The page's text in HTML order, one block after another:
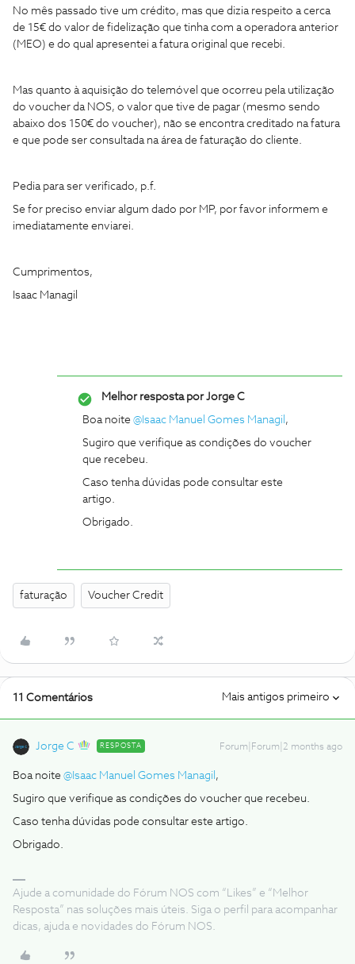
No mês passado tive um crédito, mas que dizia respeito a cerca
de 15€ do valor de fidelização que tinha com a operadora anterior
(MEO) e do qual apresentei a fatura original que recebi.
Mas quanto à aquisição do telemóvel que ocorreu pela utilização
do voucher da NOS, o valor que tive de pagar (mesmo sendo
abaixo dos 150€ do voucher), não se encontra creditado na fatura
e que pode ser consultada na área de faturação do cliente.
Pedia para ser verificado, p.f.
Se for preciso enviar algum dado por MP, por favor informem e
imediatamente enviarei.
Cumprimentos,
Isaac Managil
Melhor resposta porJorge C
Boa noite ​ @Isaac Manuel Gomes Managil ,
Sugiro que verifique as condições do voucher
que recebeu.
Caso tenha dúvidas pode consultar este
artigo.
Obrigado.
faturação Voucher Credit
11 Comentários Mais antigos primeiro
Jorge C RESPOSTA Forum|Forum|2 months ago
Boa noite ​ @Isaac Manuel Gomes Managil ,
Sugiro que verifique as condições do voucher que recebeu.
Caso tenha dúvidas pode consultar este artigo.
Obrigado.
Ajude a comunidade do Fórum NOS com “Likes” e “Melhor
Resposta” nas soluções mais úteis. Siga o perfil para acompanhar
dicas, ajuda e novidades do Fórum NOS.